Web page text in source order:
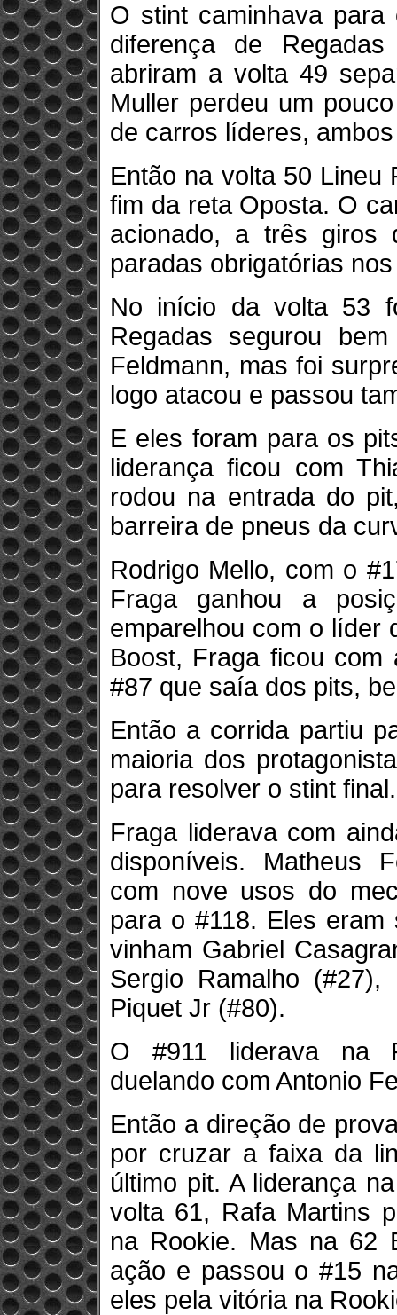
O stint caminhava
diferença de
abriram a volta 49
Muller perdeu um
de carros líderes,
Então na volta 50 Lineu
fim da reta Oposta. O
acionado, a três giros
paradas obrigatórias
No início da volta 53
Regadas segurou
Feldmann, mas foi
logo atacou e passou
E eles foram para os
liderança ficou com
rodou na entrada do
barreira de pneus da
Rodrigo Mello, com o
Fraga ganhou a
emparelhou com o líder
Boost, Fraga ficou
#87 que saía dos pits,
Então a corrida partiu
maioria dos
para resolver o stint final.
Fraga liderava com
disponíveis. Matheus
com nove usos do
para o #118. Eles eram
vinham Gabriel
Sergio Ramalho
Piquet Jr (#80).
O #911 liderava na
duelando com Antonio
Então a direção de
por cruzar a faixa da
último pit. A liderança
volta 61, Rafa Martins
na Rookie. Mas na 62
ação e passou o #15
eles pela vitória na